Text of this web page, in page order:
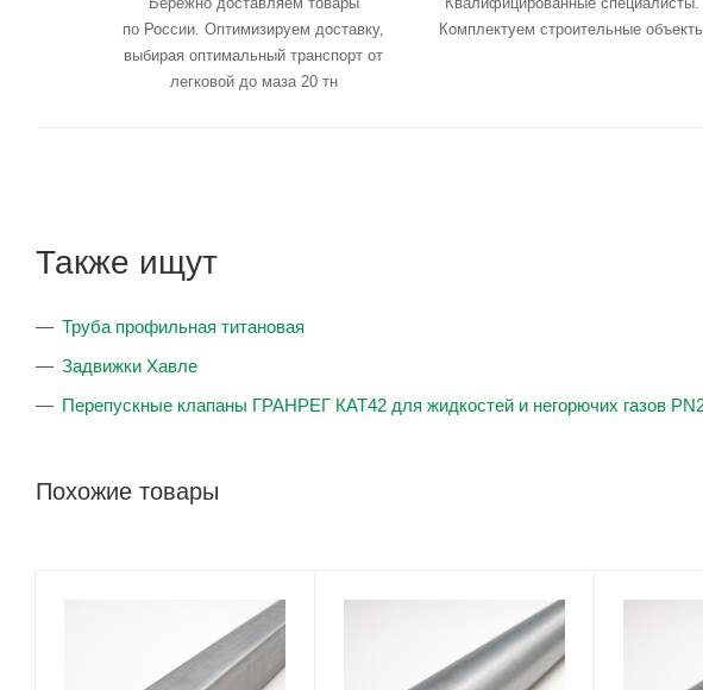
по России. Оптимизируем доставку,
выбирая оптимальный транспорт от
легковой до маза 20 тн
Комплектуем строительные
Также ищут
Труба профильная титановая
Задвижки Хавле
Перепускные клапаны ГРАНРЕГ КАТ42 для жидкостей и негорючих газов
Похожие товары